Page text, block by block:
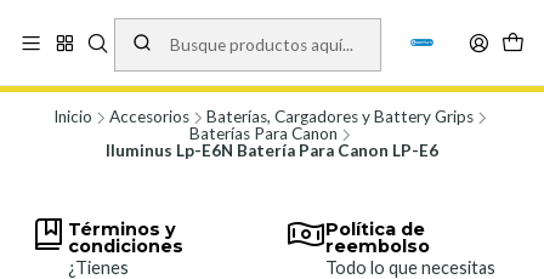
Vísita nuestro local en Los Agustinos 5478, Ñuñoa. Lunes a Viernes 9.30 a
19.00, Sábados 10:00 a 19:00 y Domingos de 10:00 a 17:00
Inicio Accesorios
Baterías, Cargadores y Battery Grips
Baterías Para Canon
Iluminus Lp-E6N Batería Para Canon LP-E6
Términos y
condiciones
¿Tienes
Política de
reembolso
Todo lo que necesitas